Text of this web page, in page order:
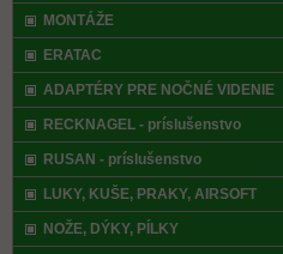
MONTÁŽE
ERATAC
ADAPTÉRY PRE NOČNÉ VIDENIE
RECKNAGEL - príslušenstvo
RUSAN - príslušenstvo
LUKY, KUŠE, PRAKY, AIRSOFT
NOŽE, DÝKY, PÍLKY